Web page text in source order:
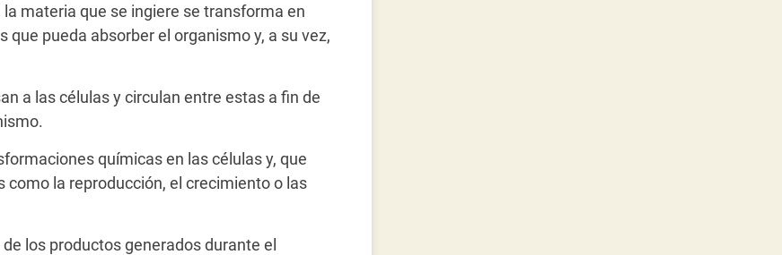
materia que se ingiere se transforma en
pueda absorber el organismo y, a su vez,
a las células y circulan entre estas a fin de
químicas en las células y, que
la reproducción, el crecimiento o las
los productos generados durante el